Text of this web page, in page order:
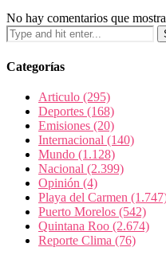
No hay comentarios que
Categorías
Articulo (295)
Deportes (168)
Emisiones (20)
Internacional (140)
Mundo (1.128)
Nacional (2.399)
Opinión (4)
Playa del Carmen
Puerto Morelos (542)
Quintana Roo (2.674)
Reporte Clima (76)